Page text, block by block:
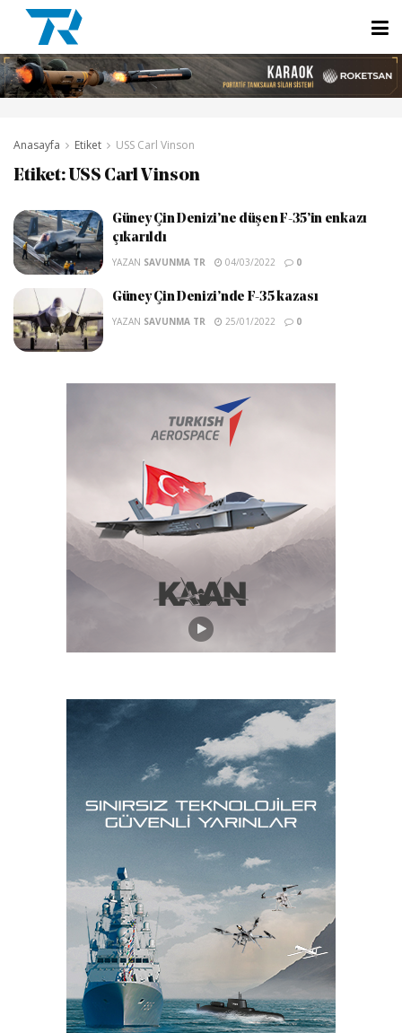
Anasayfa Etiket USS Carl Vinson
Etiket: USS Carl Vinson
Güney Çin Denizi’ne düşen F-35’in enkazı
çıkarıldı
YAZAN SAVUNMA TR 04/03/2022 0
Güney Çin Denizi’nde F-35 kazası
YAZAN SAVUNMA TR 25/01/2022 0